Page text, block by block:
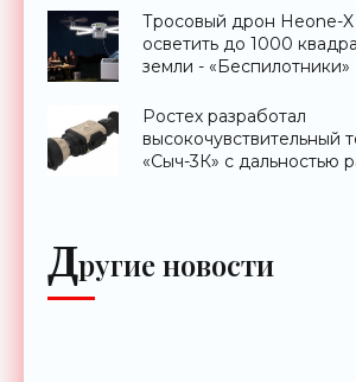
Тросовый дрон Heone-
осветить до 1000
земли - «Беспилотники»
Ростех разработал
высокочувствительный
«Сыч-3К» с дальностью
Другие новости